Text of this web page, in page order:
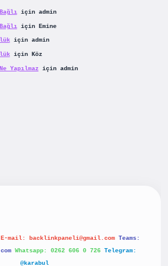
için admin
için Emine
için admin
için Köz
Yapılmaziçin admin
E-mail: backlinkpaneli@gmail.com Teams:
Whatsapp: 0262 606 0 726 Telegram:
@karabul